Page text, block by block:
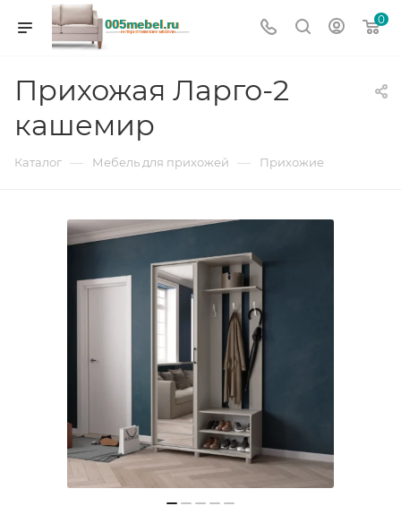
0
Прихожая Ларго-2
кашемир
Каталог — Мебель для прихожей — Прихожие